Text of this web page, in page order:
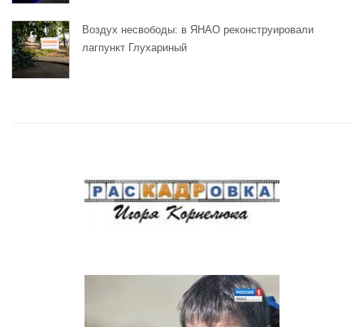
Воздух несвободы: в ЯНАО реконструировали
лагпункт Глухариный